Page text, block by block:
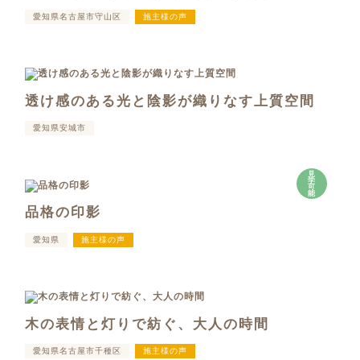
愛知県名古屋市守山区 施主様の声
透け感のある光と陰影が織りなす上質空間
愛知県安城市
見
学
可
能
品格の印影
愛知県 施主様の声
木の表情と灯りで紡ぐ、大人の時間
愛知県名古屋市千種区 施主様の声